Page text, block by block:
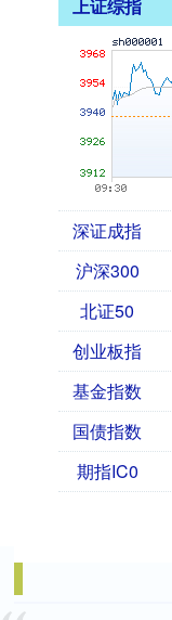
上证综指
深证成指
沪深300
北证50
创业板指
基金指数
国债指数
期指IC0